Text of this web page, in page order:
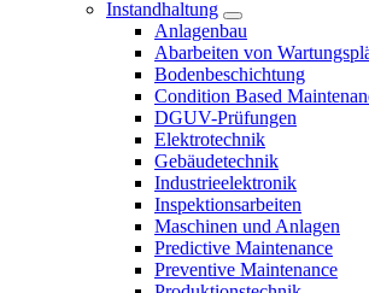
Instandhaltung
Anlagenbau
Abarbeiten von
Bodenbeschichtung
Condition Based
DGUV-Prüfungen
Elektrotechnik
Gebäudetechnik
Industrieelektronik
Inspektionsarbeiten
Maschinen und Anlagen
Predictive Maintenance
Preventive Maintenance